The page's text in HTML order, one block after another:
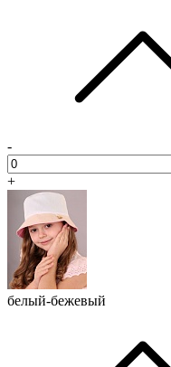
-
+
белый-бежевый